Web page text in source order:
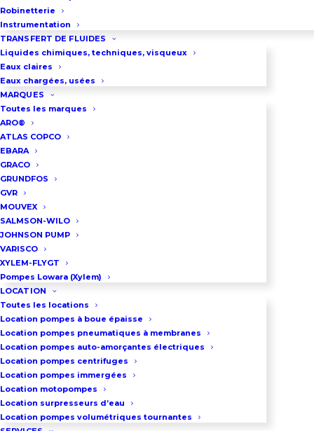
Robinetterie
Instrumentation
TRANSFERT DE FLUIDES
Liquides chimiques, techniques, visqueux
Eaux claires
Eaux chargées, usées
MARQUES
Toutes les marques
ARO®
ATLAS COPCO
EBARA
GRACO
GRUNDFOS
GVR
MOUVEX
SALMSON-WILO
JOHNSON PUMP
VARISCO
XYLEM-FLYGT
Pompes Lowara (Xylem)
LOCATION
Toutes les locations
Location pompes à boue épaisse
Location pompes pneumatiques à membranes
Location pompes auto-amorçantes électriques
Location pompes centrifuges
Location pompes immergées
Location motopompes
Location surpresseurs d’eau
Location pompes volumétriques tournantes
d’alimentation du moteur
pneumatique : G1/2″BSP/NPT
Débit maxi pour la version
plastique : 1059 litres/minute
Débit maxi pour la version
Pression maxi d’air comprimé
Pression maxi d’air comprimé
Construction de la pompe Graco
plastique : Polypropylène, PVDF
Construction de la pompe Graco
métallique : Aluminium, inox 316
Diamètre maxi de particules : 12,7
mm
Viscosité maxi du liquide à
pomper : 20 000 Centipoise
Télécharger la fiche technique
Télécharger le mode d’emploi